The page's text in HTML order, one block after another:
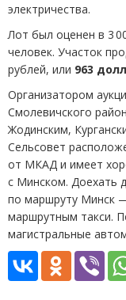
электричества.
Лот был оценен в 3
человек. Участок
рублей, или 963
Организатором
Смолевичского
Жодинским,
Сельсовет
от МКАД и имеет
с Минском. Доехать
по маршруту Минск
маршрутным такси.
магистральные